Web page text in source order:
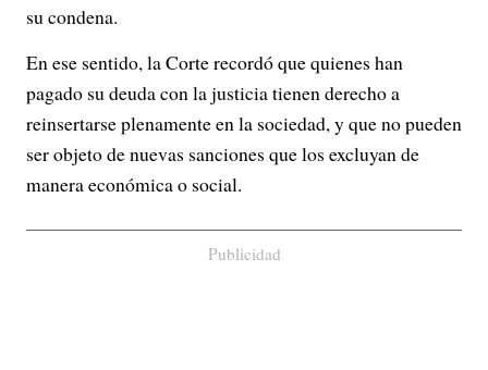
su condena.
En ese sentido, la Corte recordó que quienes han
pagado su deuda con la justicia tienen derecho a
reinsertarse plenamente en la sociedad, y que no pueden
ser objeto de nuevas sanciones que los excluyan de
manera económica o social.
Publicidad